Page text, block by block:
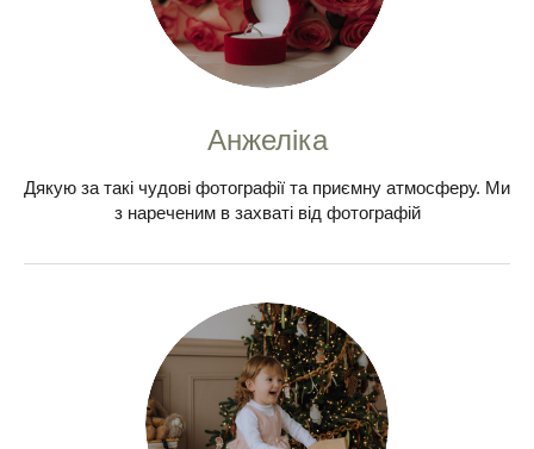
Анжеліка
Дякую за такі чудові фотографії та приємну атмосферу. Ми
з нареченим в захваті від фотографій